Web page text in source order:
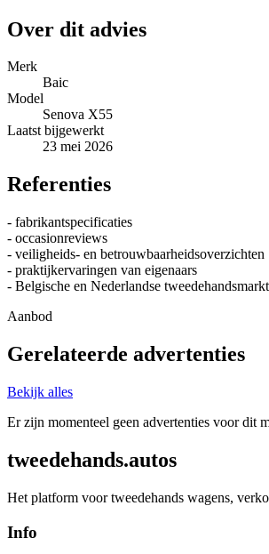
Over dit advies
Merk
Baic
Model
Senova X55
Laatst bijgewerkt
23 mei 2026
Referenties
- fabrikantspecificaties
- occasionreviews
- veiligheids- en betrouwbaarheidsoverzichten
- praktijkervaringen van eigenaars
- Belgische en Nederlandse tweedehandsmarkt
Aanbod
Gerelateerde advertenties
Bekijk alles
Er zijn momenteel geen advertenties voor dit
tweedehands.autos
Het platform voor tweedehands wagens,
Info